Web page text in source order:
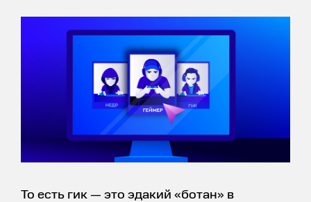
То есть гик — это эдакий «ботан» в